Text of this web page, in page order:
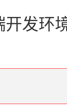
发环